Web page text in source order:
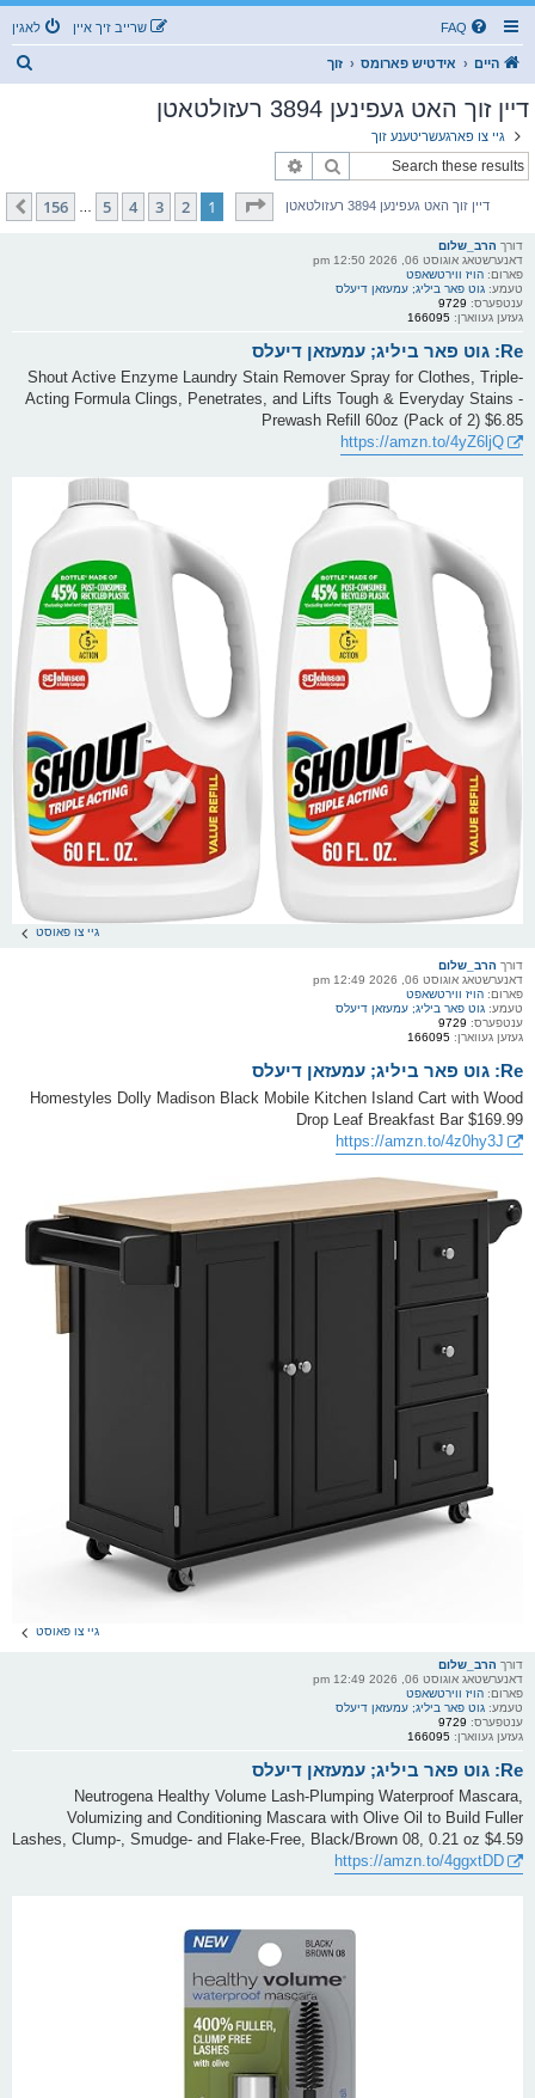
FAQ לאגין שרייב זיך איין
היים אידטיש פארומס זוך
דיין זוך האט געפינען 3894 רעזולטאטן
גיי צו פארגעשריטענע זוך
זוך
דיין זוך האט געפינען 3894 רעזולטאטן בלאט1פון156
1
2
3
4
5
156
קומענדיגע
דורך הרב_שלום
דאנערשטאג אוגוסט 06, 2026 12:50 pm
פארום: הויז ווירטשאפט
טעמע: גוט פאר ביליג; עמעזאן דיעלס
ענטפערס: 9729
געזען געווארן: 166095
Re: גוט פאר ביליג; עמעזאן דיעלס
Shout Active Enzyme Laundry Stain Remover Spray for Clothes, Triple-
Acting Formula Clings, Penetrates, and Lifts Tough & Everyday Stains -
Prewash Refill 60oz (Pack of 2) $6.85
https://amzn.to/4yZ6ljQ
גיי צו פאוסט
דורך הרב_שלום
דאנערשטאג אוגוסט 06, 2026 12:49 pm
פארום: הויז ווירטשאפט
טעמע: גוט פאר ביליג; עמעזאן דיעלס
ענטפערס: 9729
געזען געווארן: 166095
Re: גוט פאר ביליג; עמעזאן דיעלס
Homestyles Dolly Madison Black Mobile Kitchen Island Cart with Wood
Drop Leaf Breakfast Bar $169.99
https://amzn.to/4z0hy3J
גיי צו פאוסט
דורך הרב_שלום
דאנערשטאג אוגוסט 06, 2026 12:49 pm
פארום: הויז ווירטשאפט
טעמע: גוט פאר ביליג; עמעזאן דיעלס
ענטפערס: 9729
געזען געווארן: 166095
Re: גוט פאר ביליג; עמעזאן דיעלס
Neutrogena Healthy Volume Lash-Plumping Waterproof Mascara,
Volumizing and Conditioning Mascara with Olive Oil to Build Fuller
Lashes, Clump-, Smudge- and Flake-Free, Black/Brown 08, 0.21 oz $4.59
https://amzn.to/4ggxtDD